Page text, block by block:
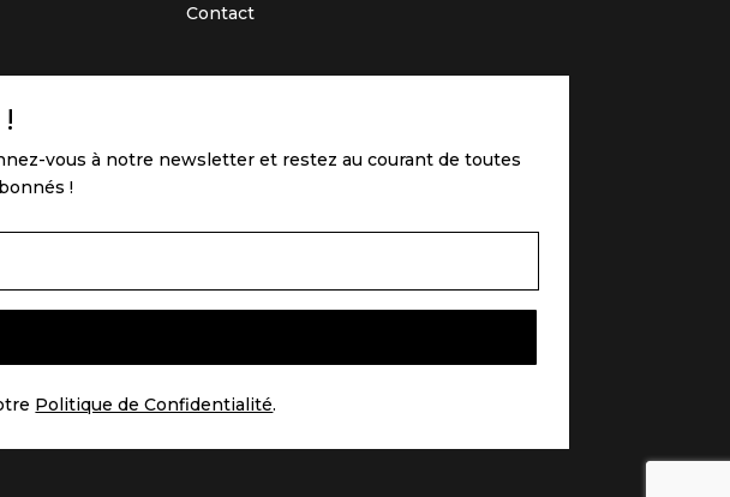
Contact
vous à notre newsletter et restez au courant de toutes
!
Politique de Confidentialité.